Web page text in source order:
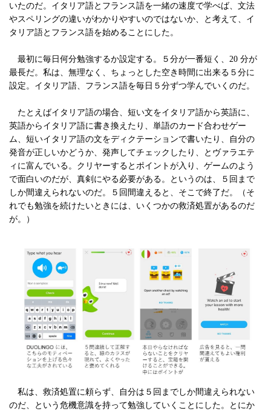
いたのだ。イタリア語とフランス語を一緒の速度で学べば、文法
やスペリングの違いがわかりやすいのではないか、と考えて、イ
タリア語とフランス語を始めることにした。
最初に毎日何分勉強するか設定する。５分が一番短く、20 分が
最長だ。私は、無理なく、ちょっとした空き時間に出来る５分に
設定。イタリア語、フランス語を毎日５分ずつ学んでいくのだ。
たとえばイタリア語の場合、短い文をイタリア語から英語に、
英語からイタリア語に書き換えたり、単語のカード合わせゲー
ム、短いイタリア語の文をディクテーションで書いたり、自分の
発音が正しいかどうか、発声してチェックしたり、とヴァラエテ
ィに富んでいる。クリヤーするとポイントが入り、ゲームのよう
で面白いのだが、真剣にやる必要がある。というのは、５回まで
しか間違えられないのだ。５回間違えると、そこで終了だ。（そ
れでも勉強を続けたいときには、いくつかの救済処置があるのだ
が。）
私は、救済処置に頼らず、自分は５回までしか間違えられない
のだ、という危機意識を持って勉強していくことにした。とにか